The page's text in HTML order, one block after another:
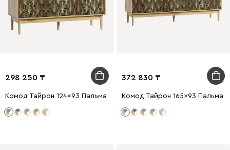
298 250
Комод Тайрон 124x93 Пальма ​
372 830
Комод Тайрон 165x93 Пальма ​